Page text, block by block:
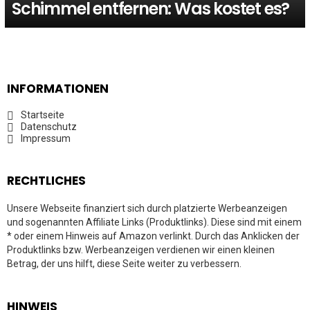
Schimmel entfernen: Was kostet es?
INFORMATIONEN
Startseite
Datenschutz
Impressum
RECHTLICHES
Unsere Webseite finanziert sich durch platzierte Werbeanzeigen
und sogenannten Affiliate Links (Produktlinks). Diese sind mit einem
* oder einem Hinweis auf Amazon verlinkt. Durch das Anklicken der
Produktlinks bzw. Werbeanzeigen verdienen wir einen kleinen
Betrag, der uns hilft, diese Seite weiter zu verbessern.
HINWEIS